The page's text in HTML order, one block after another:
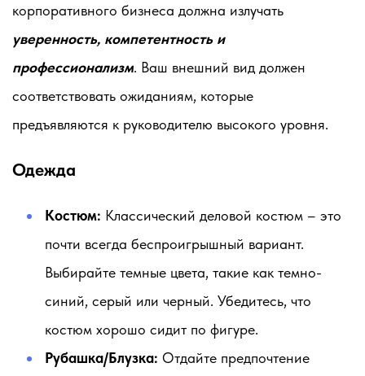
корпоративного бизнеса должна излучать
уверенность, компетентность и
профессионализм. Ваш внешний вид должен
соответствовать ожиданиям, которые
предъявляются к руководителю высокого уровня.
Одежда
Костюм: Классический деловой костюм – это
почти всегда беспроигрышный вариант.
Выбирайте темные цвета, такие как темно-
синий, серый или черный. Убедитесь, что
костюм хорошо сидит по фигуре.
Рубашка/Блузка: Отдайте предпочтение